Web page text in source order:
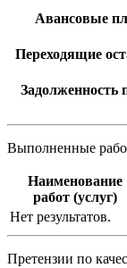
Авансовые
Переходящие
Задолженность
Выполненные
Наименование
работ (услуг)
Нет результатов.
Претензии по